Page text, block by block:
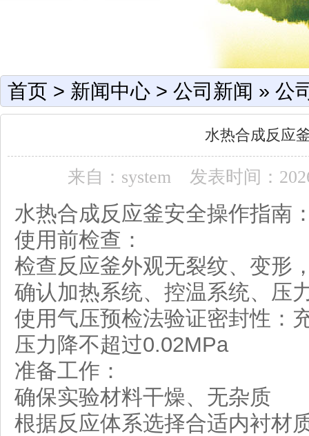
首页 > 新闻中心 > 公司新闻 » 公
水热合成反应
来自：system 发表时间：
水热合成反应釜安全操作指南
使用前检查：
检查反应釜外观无裂纹、变形
确认加热系统、控温系统、压
使用气压预检法验证密封性：
压力降不超过0.02MPa
准备工作：
确保实验材料干燥、无杂质
根据反应体系选择合适内衬材